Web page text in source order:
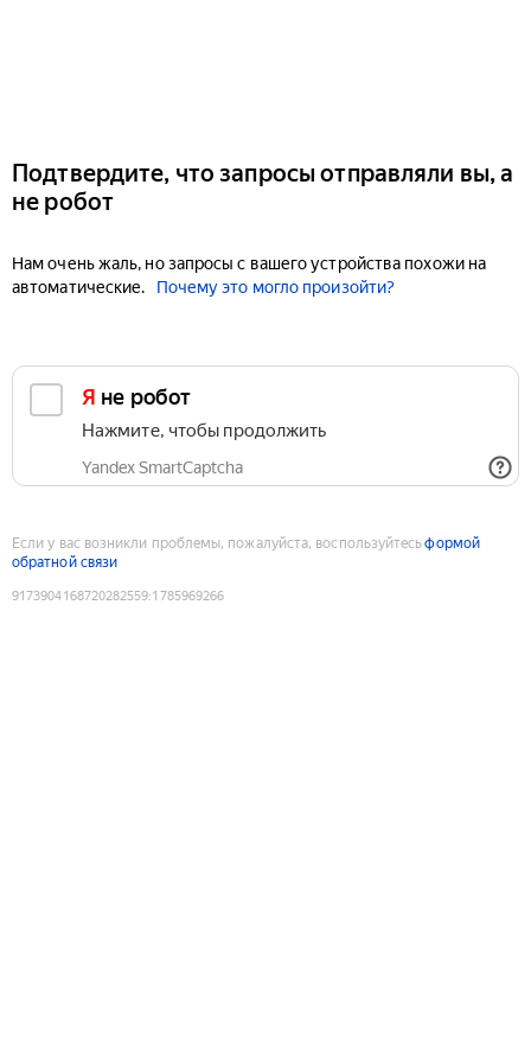
Подтвердите, что запросы отправляли вы, а
не робот
Нам очень жаль, но запросы с вашего устройства похожи на
автоматические.
Почему это могло произойти?
Я не робот
Нажмите, чтобы продолжить
Yandex SmartCaptcha
Если у вас возникли проблемы, пожалуйста, воспользуйтесьформой
обратной связи
9173904168720282559:1785969266